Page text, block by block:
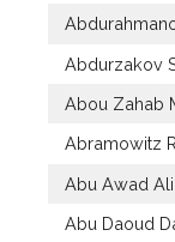
Abdurzakov
Abou Zahab
Abramowitz
Abu Awad Ali
Abu Daoud